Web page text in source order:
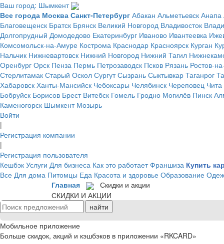
Ваш город: Шымкент
Все города Москва Санкт-Петербург Абакан Альметьевск Анапа
Благовещенск Братск Брянск Великий Новгород Владивосток
Долгопрудный Домодедово Екатеринбург Иваново Ивантеевка
Комсомольск-на-Амуре Кострома Краснодар Красноярск Курган
Нальчик Нижневартовск Нижний Новгород Нижний Тагил
Оренбург Орск Пенза Пермь Петрозаводск Псков Рязань Ростов-
Стерлитамак Старый Оскол Сургут Сызрань Сыктывкар Таганрог
Хабаровск Ханты-Мансийск Чебоксары Челябинск Череповец Чита
Бобруйск Борисов Брест Витебск Гомель Гродно Могилёв Пинск
Каменогорск Шымкент Мозырь
Войти
|
Регистрация компании
|
Регистрация пользователя
Кешбэк Услуги Для бизнеса Как это работает Франшиза Купить
Все Для дома Питомцы Еда Красота и здоровье Образование
Главная
Скидки и акции
СКИДКИ И АКЦИИ
Мобильное приложение
Больше скидок, акций и кэшбэков в приложении «RKCARD»